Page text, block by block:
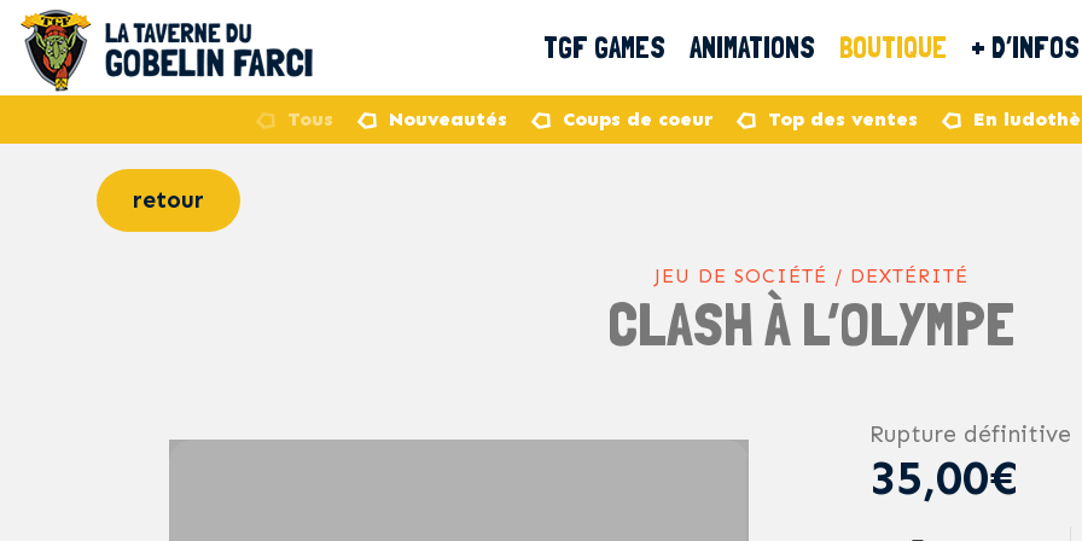
TGF GAMES ANIMATIONS BOUTIQUE + D’INFOS
Tous Nouveautés Coups de coeur Top des ventes En
retour
JEU DE SOCIÉTÉ / DEXTÉRITÉ
CLASH À L’OLYMPE
Rupture définitive
35,00€